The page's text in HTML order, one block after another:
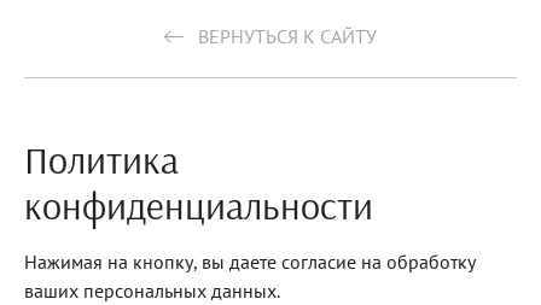
ВЕРНУТЬСЯ К САЙТУ
Политика
конфиденциальности
Нажимая на кнопку, вы даете согласие на обработку
ваших персональных данных.